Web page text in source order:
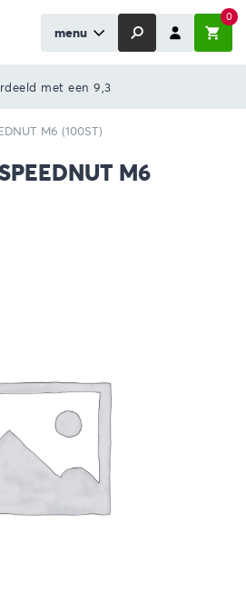
menu
0
met een 9,3
M6 (100ST)
M6